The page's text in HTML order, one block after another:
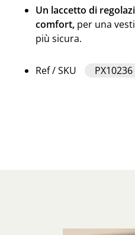
Un laccetto di
comfort,per una
più sicura.
Ref / SKU PX10236